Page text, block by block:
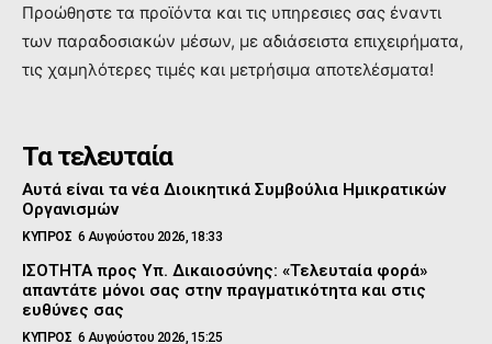
Προώθηστε τα προϊόντα και τις υπηρεσιες σας έναντι
των παραδοσιακών μέσων, με αδιάσειστα επιχειρήματα,
τις χαμηλότερες τιμές και μετρήσιμα αποτελέσματα!
Τα τελευταία
Αυτά είναι τα νέα Διοικητικά Συμβούλια Ημικρατικών
Οργανισμών
ΚΥΠΡΟΣ 6 Αυγούστου 2026, 18:33
ΙΣΟΤΗΤΑ προς Υπ. Δικαιοσύνης: «Τελευταία φορά»
απαντάτε μόνοι σας στην πραγματικότητα και στις
ευθύνες σας
ΚΥΠΡΟΣ 6 Αυγούστου 2026, 15:25